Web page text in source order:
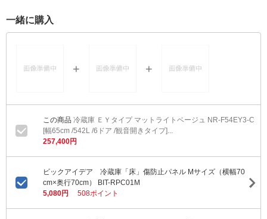
一緒に購入
冷蔵庫 ＥＹタイプ マットライトベージュ NR-F54EY3-C
[幅65cm /542L /6ドア /観音開きタイプ]...
257,400円
ビックアイデア 冷蔵庫「床」傷防止パネル Mサイズ（横幅70
cm×奥行70cm） BIT-RPC01M
5,080円
508ポイント